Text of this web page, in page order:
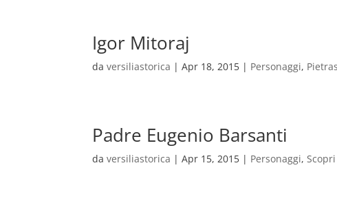
Igor Mitoraj
daversiliastorica |Apr 18, 2015 | Personaggi,
Padre Eugenio Barsanti
daversiliastorica |Apr 15, 2015 | Personaggi,